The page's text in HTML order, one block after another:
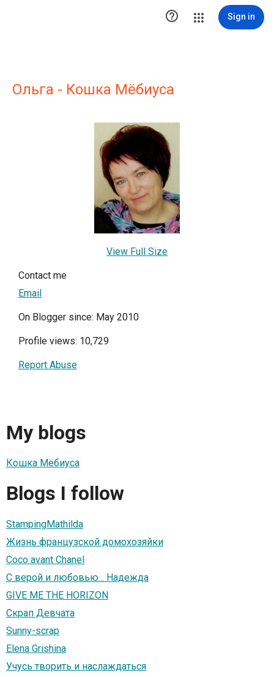
 Sign in
Ольга - Кошка Мёбиуса
View Full Size
Contact me
Email
On Blogger since: May 2010
Profile views: 10,729
Report Abuse
My blogs
Кошка Мёбиуса
Blogs I follow
StampingMathilda
Жизнь французской домохозяйки
Coco avant Chanel
C верой и любовью... Надежда
GIVE ME THE HORIZON
Скрап Девчата
Sunny-scrap
Elena Grishina
Учусь творить и наслаждаться